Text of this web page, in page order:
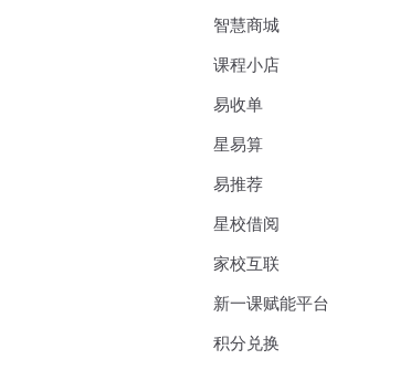
智慧商城
课程小店
易收单
星易算
易推荐
星校借阅
家校互联
新一课赋能平台
积分兑换